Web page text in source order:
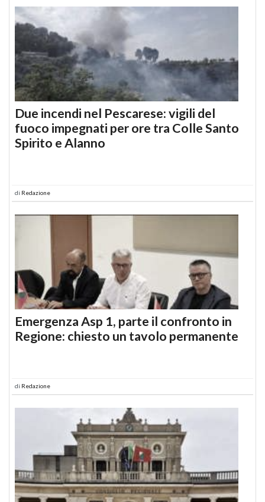
Due incendi nel Pescarese: vigili del
fuoco impegnati per ore tra Colle Santo
Spirito e Alanno
di Redazione
Emergenza Asp 1, parte il confronto in
Regione: chiesto un tavolo permanente
di Redazione